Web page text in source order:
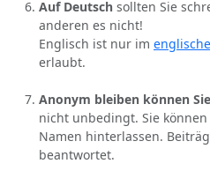
Auf Deutsch sollten Sie
anderen es nicht!
Englisch ist nur im
erlaubt.
Anonym bleiben können
nicht unbedingt. Sie können
Namen hinterlassen.
beantwortet.